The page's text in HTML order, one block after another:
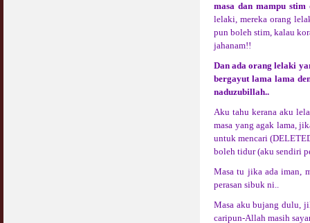
masa dan mampu stim
lelaki, mereka orang
pun boleh stim, kalau
jahanam!!
Dan ada orang lelaki
bergayut lama lama
naduzubillah..
Aku tahu kerana aku
masa yang agak lama,
untuk mencari
boleh tidur (aku sendiri
Masa tu jika ada iman,
perasan sibuk ni..
Masa aku bujang dulu,
caripun-Allah masih